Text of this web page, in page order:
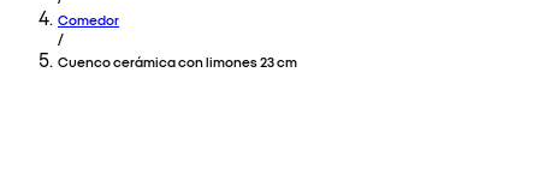
Comedor
/
Cuenco cerámica con limones 23 cm